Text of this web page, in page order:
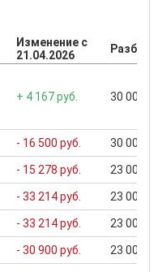
Изменение с
21.04.2026
+ 4 167 руб. 30 000
- 16 500 руб. 30 000
- 15 278 руб. 23 000
- 33 214 руб. 23 000
- 33 214 руб. 23 000
- 30 900 руб. 23 000